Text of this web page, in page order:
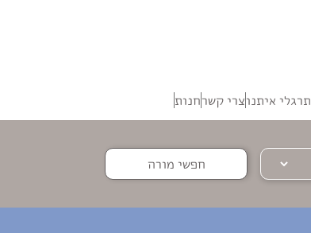
תרגלי איתנוצרי קשרחנות
חפשי מורה